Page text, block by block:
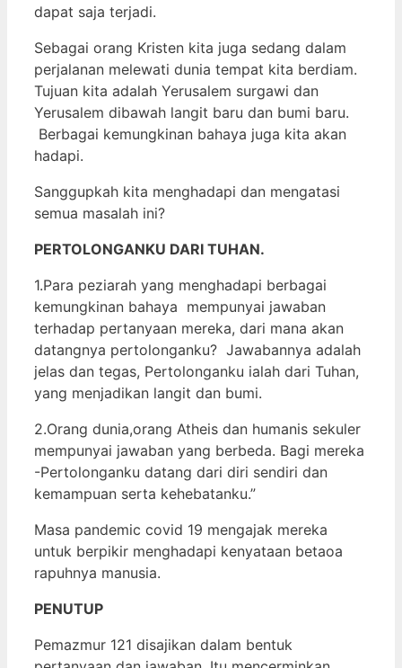
dapat saja terjadi.
Sebagai orang Kristen kita juga sedang dalam
perjalanan melewati dunia tempat kita berdiam.
Tujuan kita adalah Yerusalem surgawi dan
Yerusalem dibawah langit baru dan bumi baru.
Berbagai kemungkinan bahaya juga kita akan
hadapi.
Sanggupkah kita menghadapi dan mengatasi
semua masalah ini?
PERTOLONGANKU DARI TUHAN.
1.Para peziarah yang menghadapi berbagai
kemungkinan bahaya mempunyai jawaban
terhadap pertanyaan mereka, dari mana akan
datangnya pertolonganku? Jawabannya adalah
jelas dan tegas, Pertolonganku ialah dari Tuhan,
yang menjadikan langit dan bumi.
2.Orang dunia,orang Atheis dan humanis sekuler
mempunyai jawaban yang berbeda. Bagi mereka
-Pertolonganku datang dari diri sendiri dan
kemampuan serta kehebatanku.”
Masa pandemic covid 19 mengajak mereka
untuk berpikir menghadapi kenyataan betaoa
rapuhnya manusia.
PENUTUP
Pemazmur 121 disajikan dalam bentuk